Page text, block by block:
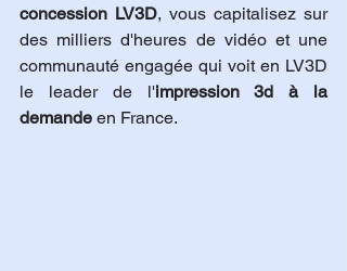
concession LV3D, vous capitalisez sur
des milliers d'heures de vidéo et une
communauté engagée qui voit en LV3D
le leader de l'impression 3d à la
demande en France.